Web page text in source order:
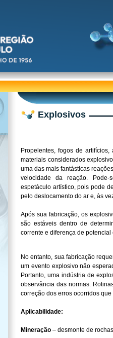
Explosivos
Propelentes, fogos de
materiais considerados
uma das mais fantásticas
velocidade da reação.
espetáculo artístico, pois pode
pelo deslocamento do ar e, às
Após sua fabricação, os
são estáveis dentro de
corrente e diferença de potencial
No entanto, sua fabricação
um evento explosivo não
Portanto, uma indústria de
observância das normas.
correção dos erros ocorridos
Aplicabilidade:
Mineração – desmonte de